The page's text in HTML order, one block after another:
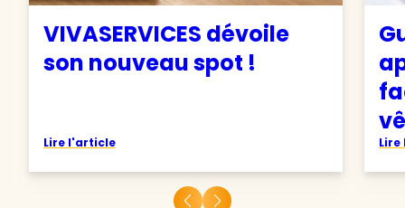
VIVASERVICES dévoile
son nouveau spot !
Lire l'article